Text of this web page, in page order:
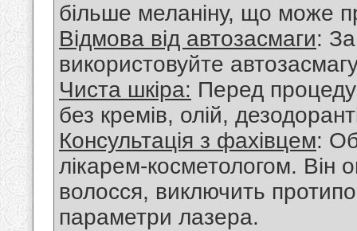
більше меланіну, що може
Відмова від автозасмаги:
використовуйте
Чиста шкіра: Перед
без кремів, олій,
Консультація з фахівцем:
лікарем-косметологом. Він
волосся, виключить
параметри лазера.